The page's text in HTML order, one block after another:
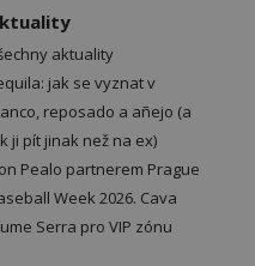
aktuality
jak se vyznat v
reposado a añejo (a
ji pít jinak než na ex)
Pealo partnerem Prague
Week 2026. Cava
Serra pro VIP zónu